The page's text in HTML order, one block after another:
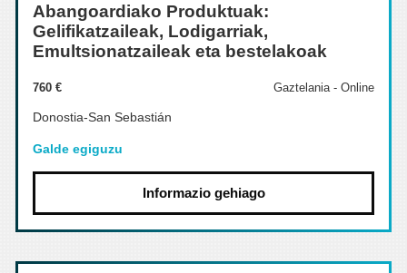
Abangoardiako Produktuak:
Gelifikatzaileak, Lodigarriak,
Emultsionatzaileak eta bestelakoak
760 € Gaztelania - Online
Donostia-San Sebastián
Galde egiguzu
Informazio gehiago